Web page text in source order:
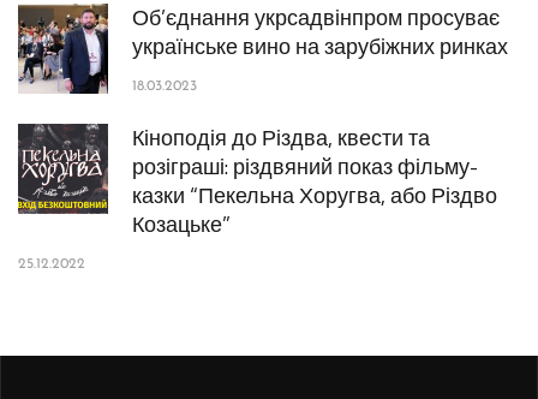
Об’єднання укрсадвінпром просуває
українське вино на зарубіжних ринках
18.03.2023
Кіноподія до Різдва, квести та
розіграші: різдвяний показ фільму-
казки “Пекельна Хоругва, або Різдво
Козацьке”
25.12.2022